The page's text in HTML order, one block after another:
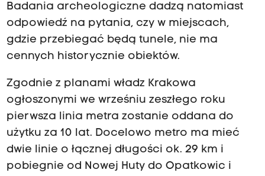
Badania archeologiczne dadzą natomiast
odpowiedź na pytania, czy w miejscach,
gdzie przebiegać będą tunele, nie ma
cennych historycznie obiektów.
Zgodnie z planami władz Krakowa
ogłoszonymi we wrześniu zeszłego roku
pierwsza linia metra zostanie oddana do
użytku za 10 lat. Docelowo metro ma mieć
dwie linie o łącznej długości ok. 29 km i
pobiegnie od Nowej Huty do Opatkowic i